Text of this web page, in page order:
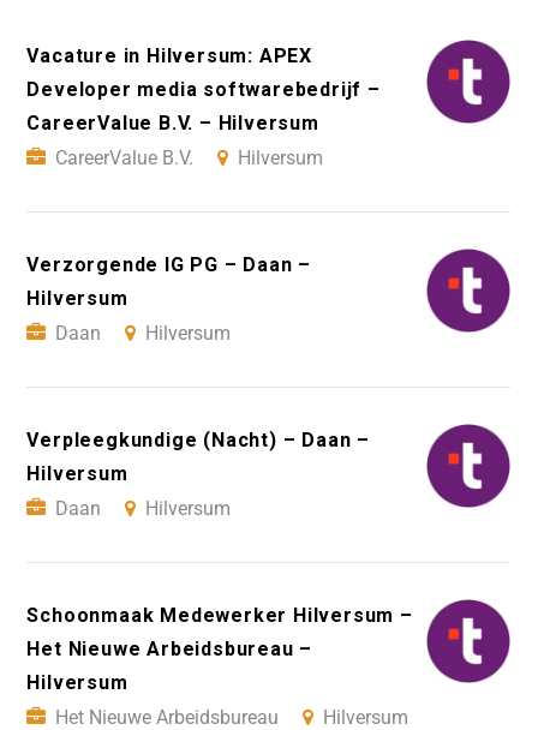
Vacature in Hilversum: APEX
Developer media softwarebedrijf –
CareerValue B.V. – Hilversum
CareerValue B.V.
Hilversum
Verzorgende IG PG – Daan –
Hilversum
Daan
Hilversum
Verpleegkundige (Nacht) – Daan –
Hilversum
Daan
Hilversum
Schoonmaak Medewerker Hilversum –
Het Nieuwe Arbeidsbureau –
Hilversum
Het Nieuwe Arbeidsbureau
Hilversum